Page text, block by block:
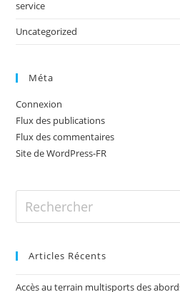
service
Uncategorized
Méta
Connexion
Flux des publications
Flux des commentaires
Site de WordPress-FR
Articles Récents
Accès au terrain multisports des